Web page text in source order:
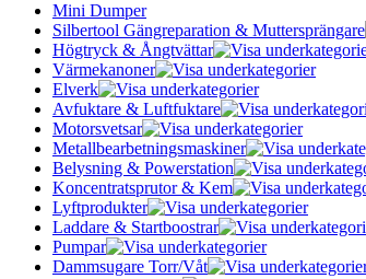
Mini Dumper
Silbertool Gängreparation & Muttersprängare
Högtryck & Ångtvättar
Värmekanoner
Elverk
Avfuktare & Luftfuktare
Motorsvetsar
Metallbearbetningsmaskiner
Belysning & Powerstation
Koncentratsprutor & Kem
Lyftprodukter
Laddare & Startboostrar
Pumpar
Dammsugare Torr/Våt